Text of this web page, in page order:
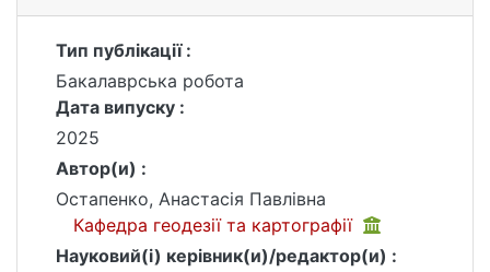
Тип публікації :
Бакалаврська робота
Дата випуску :
2025
Автор(и) :
Остапенко, Анастасія Павлівна
Кафедра геодезії та картографії
Науковий(і) керівник(и)/редактор(и) :